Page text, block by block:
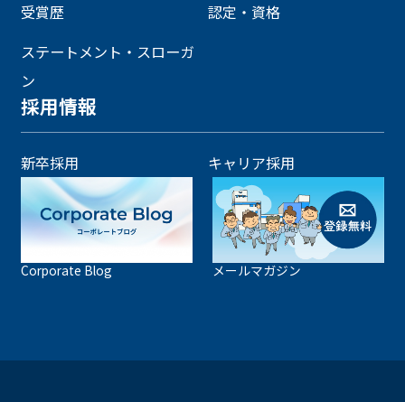
受賞歴
認定・資格
ステートメント・スローガ
ン
採用情報
新卒採用 キャリア採用
Corporate Blog メールマガジン